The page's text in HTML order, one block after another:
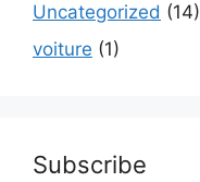
Uncategorized (14)
voiture (1)
Subscribe